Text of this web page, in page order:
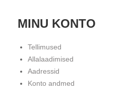
MINU KONTO
Tellimused
Allalaadimised
Aadressid
Konto andmed